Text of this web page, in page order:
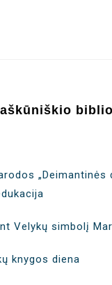
„Deimantinės
Velykų simbolį
knygos diena